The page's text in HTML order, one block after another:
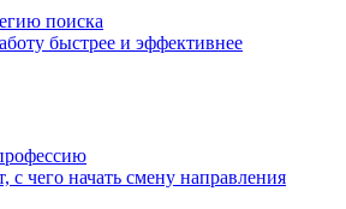
поиска
быстрее и эффективнее
с чего начать смену направления